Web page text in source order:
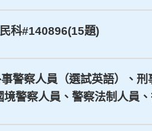
科#140896(15題)
警察人員（選試英語）、
警察人員、警察法制人員